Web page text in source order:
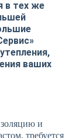
в тех же
ваших
и
требуется